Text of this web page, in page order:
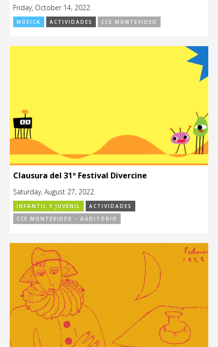
Friday, October 14, 2022.
MÚSICA ACTIVIDADES CCE MONTEVIDEO
Clausura del 31º Festival Divercine
Saturday, August 27, 2022.
INFANTIL Y JUVENIL
ACTIVIDADES
CCE MONTEVIDEO - AUDITORIO